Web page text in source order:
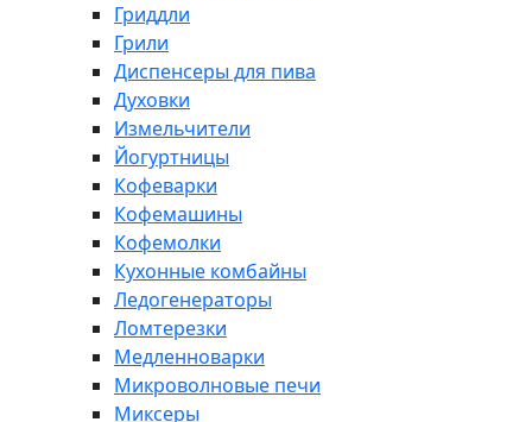
Гриддли
Грили
Диспенсеры для пива
Духовки
Измельчители
Йогуртницы
Кофеварки
Кофемашины
Кофемолки
Кухонные комбайны
Ледогенераторы
Ломтерезки
Медленноварки
Микроволновые печи
Миксеры